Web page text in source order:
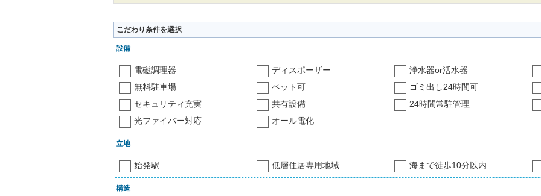
こだわり条件を選択
設備
電磁調理器 ディスポーザー
浄水器or活水器
無料駐車場
ペット可
ゴミ出し24時間可
セキュリティ充実
共有設備
24時間常駐管理
光ファイバー対応
オール電化
立地
始発駅 低層住居専用地域 海まで徒歩10分以内
構造